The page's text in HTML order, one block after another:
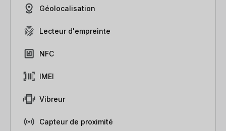
Géolocalisation
Lecteur d'empreinte
NFC
IMEI
Vibreur
Capteur de proximité